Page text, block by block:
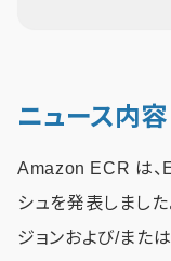
ニュース内容
Amazon ECR は、
シュを発表しまし
ジョンおよび/また